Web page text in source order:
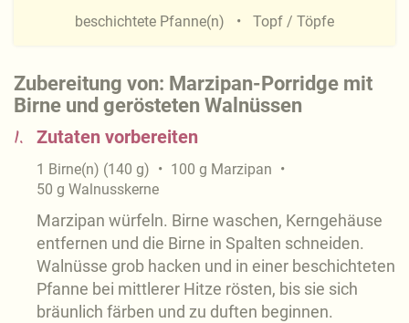
Zubereitung von: Marzipan-Porridge mit
Birne und gerösteten Walnüssen
1. Zutaten vorbereiten
1 Birne(n) (140 g) 100 g Marzipan
50 g Walnusskerne
Marzipan würfeln. Birne waschen, Kerngehäuse
entfernen und die Birne in Spalten schneiden.
Walnüsse grob hacken und in einer beschichteten
Pfanne bei mittlerer Hitze rösten, bis sie sich
bräunlich färben und zu duften beginnen.
beschichtete Pfanne(n) Topf / Töpfe